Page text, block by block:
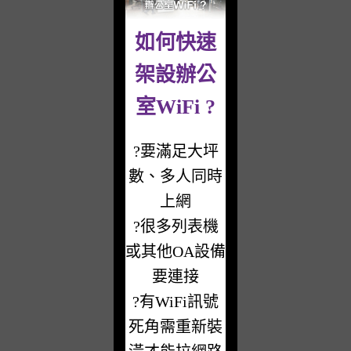
如何快速
架設辦公
室WiFi ?
?要滿足大坪
數、多人同時
上網
?很多列表機
或其他OA設備
要連接
?有WiFi訊號
死角需重新裝